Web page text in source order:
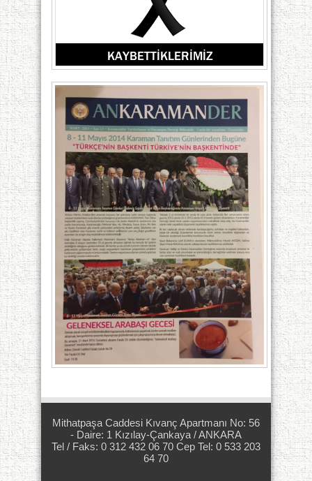
Mithatpaşa Caddesi Kıvanç Apartmanı No: 56
- Daire: 1 Kızılay-Çankaya / ANKARA
Tel / Faks: 0 312 432 06 70 Cep Tel: 0 533 203
64 70